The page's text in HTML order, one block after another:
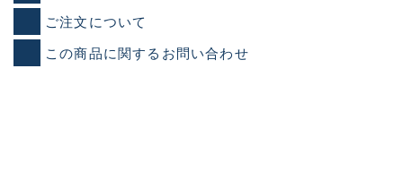
ご注文について
この商品に関するお問い合わせ